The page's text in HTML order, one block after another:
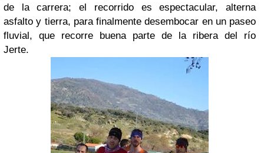
de la carrera; el recorrido es espectacular, alterna
asfalto y tierra, para finalmente desembocar en un paseo
fluvial, que recorre buena parte de la ribera del río
Jerte.